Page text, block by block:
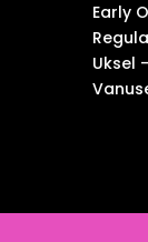
Early
Uksel